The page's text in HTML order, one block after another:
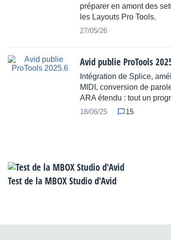
préparer en amont des
les Layouts Pro Tools.
27/05/26
Avid publie ProTools
Intégration de Splice,
MIDI, conversion de
ARA étendu : tout un
18/06/25
15
Test de la MBOX Studio d'Avid